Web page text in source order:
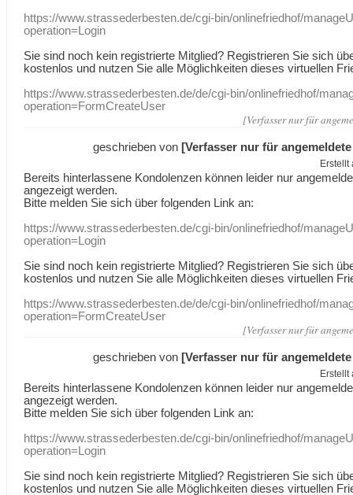
https://www.strassederbesten.de/cgi-bin/onlinefriedhof/
operation=Login
Sie sind noch kein registrierte Mitglied? Registrieren Sie sich
kostenlos und nutzen Sie alle Möglichkeiten dieses virtuellen
https://www.strassederbesten.de/de/cgi-bin/onlinefriedhof/
operation=FormCreateUser
[Verfasser nur für
geschrieben von [Verfasser nur für
Erstellt
Bereits hinterlassene Kondolenzen können leider nur
angezeigt werden.
Bitte melden Sie sich über folgenden Link an:
https://www.strassederbesten.de/cgi-bin/onlinefriedhof/
operation=Login
Sie sind noch kein registrierte Mitglied? Registrieren Sie sich
kostenlos und nutzen Sie alle Möglichkeiten dieses virtuellen
https://www.strassederbesten.de/de/cgi-bin/onlinefriedhof/
operation=FormCreateUser
[Verfasser nur für
geschrieben von [Verfasser nur für
Erstellt
Bereits hinterlassene Kondolenzen können leider nur
angezeigt werden.
Bitte melden Sie sich über folgenden Link an:
https://www.strassederbesten.de/cgi-bin/onlinefriedhof/
operation=Login
Sie sind noch kein registrierte Mitglied? Registrieren Sie sich
kostenlos und nutzen Sie alle Möglichkeiten dieses virtuellen